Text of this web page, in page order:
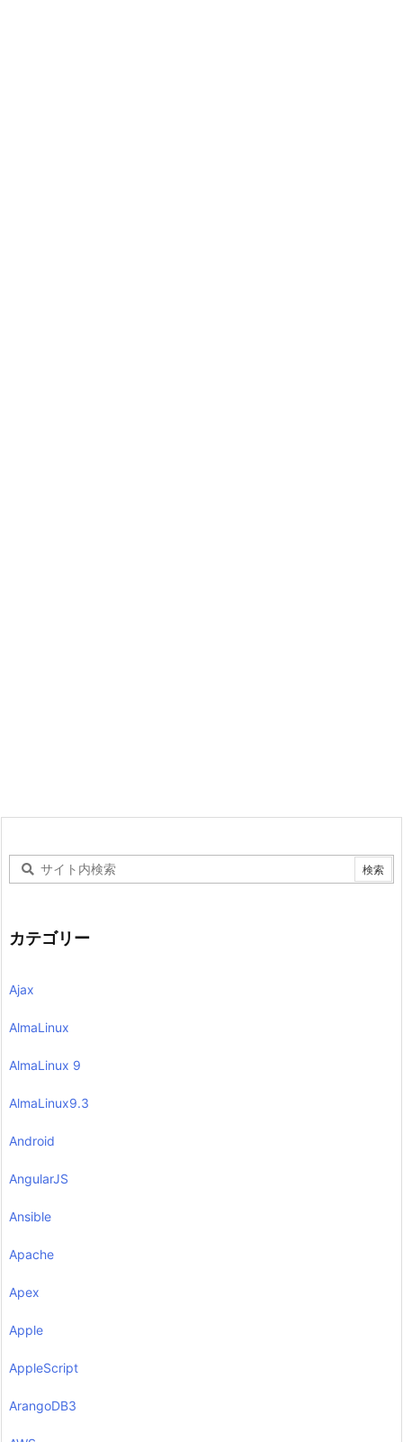
カテゴリー
Ajax
AlmaLinux
AlmaLinux 9
AlmaLinux9.3
Android
AngularJS
Ansible
Apache
Apex
Apple
AppleScript
ArangoDB3